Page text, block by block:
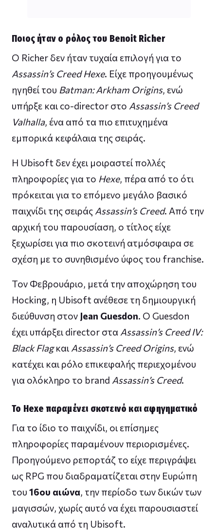
Ποιος ήταν ο ρόλος του Benoit Richer
Ο Richer δεν ήταν τυχαία επιλογή για το
Assassin’s Creed Hexe. Είχε προηγουμένως
ηγηθεί του Batman: Arkham Origins, ενώ
υπήρξε και co-director στο Assassin’s Creed
Valhalla, ένα από τα πιο επιτυχημένα
εμπορικά κεφάλαια της σειράς.
Η Ubisoft δεν έχει μοιραστεί πολλές
πληροφορίες για το Hexe, πέρα από το ότι
πρόκειται για το επόμενο μεγάλο βασικό
παιχνίδι της σειράς Assassin’s Creed. Από την
αρχική του παρουσίαση, ο τίτλος είχε
ξεχωρίσει για πιο σκοτεινή ατμόσφαιρα σε
σχέση με το συνηθισμένο ύφος του franchise.
Τον Φεβρουάριο, μετά την αποχώρηση του
Hocking, η Ubisoft ανέθεσε τη δημιουργική
διεύθυνση στον Jean Guesdon. Ο Guesdon
έχει υπάρξει director στα Assassin’s Creed IV:
Black Flagκαι Assassin’s Creed Origins, ενώ
κατέχει και ρόλο επικεφαλής περιεχομένου
για ολόκληρο το brand Assassin’s Creed.
Το Hexe παραμένει σκοτεινό και αφηγηματικό
Για το ίδιο το παιχνίδι, οι επίσημες
πληροφορίες παραμένουν περιορισμένες.
Προηγούμενο ρεπορτάζ το είχε περιγράψει
ως RPG που διαδραματίζεται στην Ευρώπη
του 16ου αιώνα, την περίοδο των δικών των
μαγισσών, χωρίς αυτό να έχει παρουσιαστεί
αναλυτικά από τη Ubisoft.